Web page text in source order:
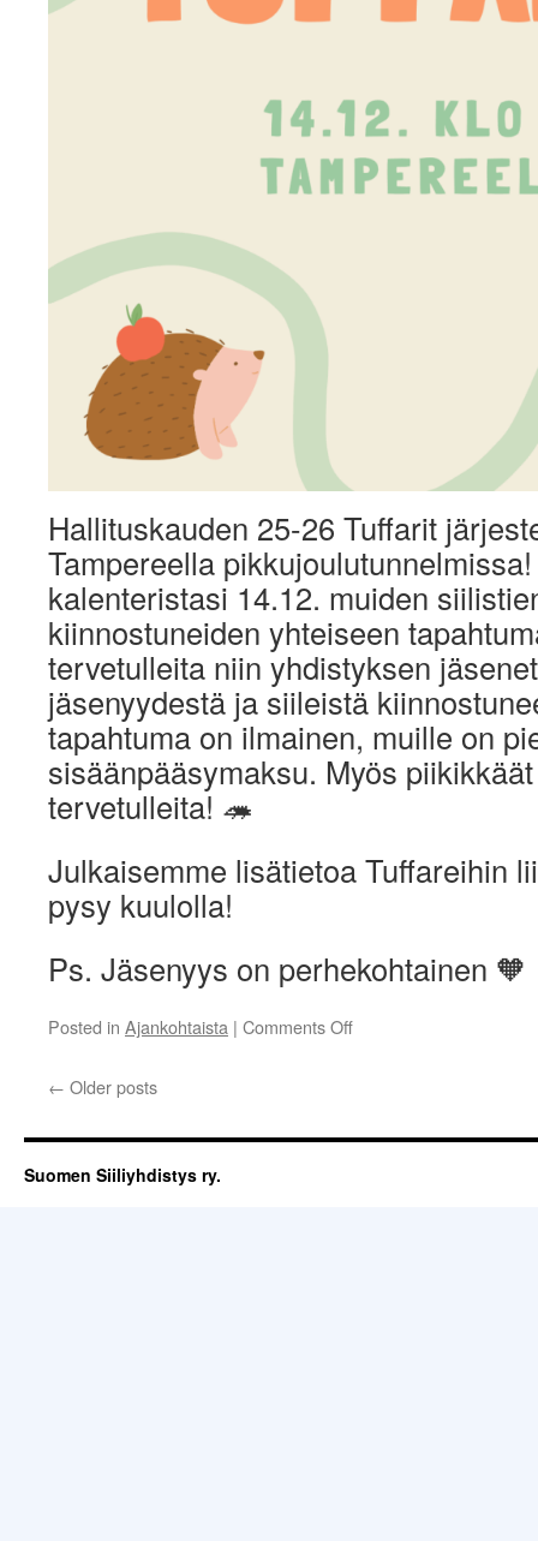
Hallituskauden 25-26 Tuffarit
Tampereella
kalenteristasi 14.12. muiden
kiinnostuneiden yhteiseen
tervetulleita niin yhdistyksen
jäsenyydestä ja siileistä
tapahtuma on ilmainen, muille on
sisäänpääsymaksu. Myös
tervetulleita! 🦔
Julkaisemme lisätietoa Tuffareihin
pysy kuulolla!
Ps. Jäsenyys on perhekohtainen 🧡
Posted in Ajankohtaista | Comments Offon
✨
← Older posts
Suomen Siiliyhdistys ry.